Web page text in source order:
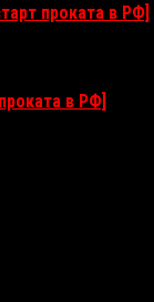
проката в РФ]
в РФ]